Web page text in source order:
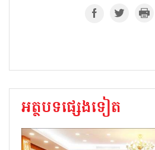
អត្ថបទផ្សេងទៀត